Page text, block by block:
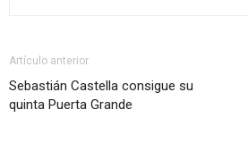
Artículo anterior
Sebastián Castella consigue su
quinta Puerta Grande